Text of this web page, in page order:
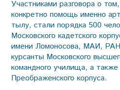
Участниками разговора о
конкретно помощь именно
тылу, стали порядка 500
Московского кадетского
имени Ломоносова, МАИ,
курсанты Московского
командного училища, а
Преображенского корпуса.